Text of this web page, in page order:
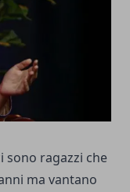
sono ragazzi che
ma vantano